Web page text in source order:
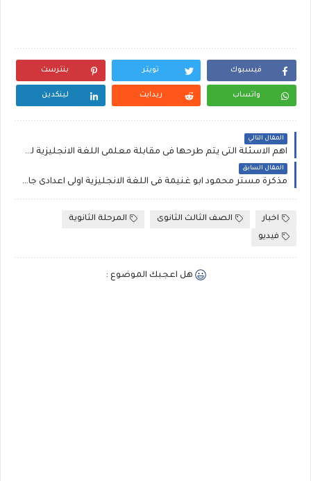
فيسبوك تويتر بنترست
واتساب ريدايت لينكدين
المقال التالي
اهم الاسئلة التى يتم طرحها فى مقابلة معلمى اللغة الانجليزية للمدارس الخاصة و الدولية داخل مصر و خارجها
المقال السابق
مذكرة مستر محمود ابو غنيمة فى اللغة الانجليزية اولى اعدادى جاهزة للطباعة .
اخبار الصف الثالث الثانوى
المرحلة الثانوية
فيديو
هل اعجبك الموضوع :